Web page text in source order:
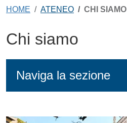
HOME ATENEO CHI SIAMO
Chi siamo
Naviga la sezione